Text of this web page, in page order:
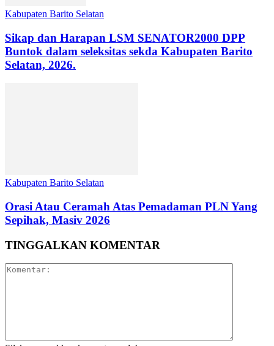
Kabupaten Barito Selatan
Sikap dan Harapan LSM SENATOR2000 DPP
Buntok dalam seleksitas sekda Kabupaten Barito
Selatan, 2026.
Kabupaten Barito Selatan
Orasi Atau Ceramah Atas Pemadaman PLN Yang
Sepihak, Masiv 2026
TINGGALKAN KOMENTAR